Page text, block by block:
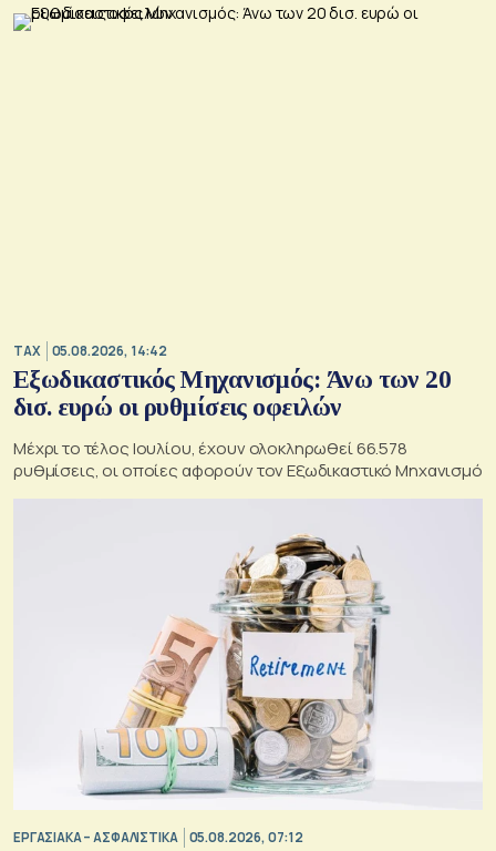
TAX 05.08.2026, 14:42
Εξωδικαστικός Μηχανισμός: Άνω των 20
δισ. ευρώ οι ρυθμίσεις οφειλών
Μέχρι το τέλος Ιουλίου, έχουν ολοκληρωθεί 66.578
ρυθμίσεις, οι οποίες αφορούν τον Εξωδικαστικό Μηχανισμό
ΕΡΓΑΣΙΑΚΑ – ΑΣΦΑΛΙΣΤΙΚΑ 05.08.2026, 07:12